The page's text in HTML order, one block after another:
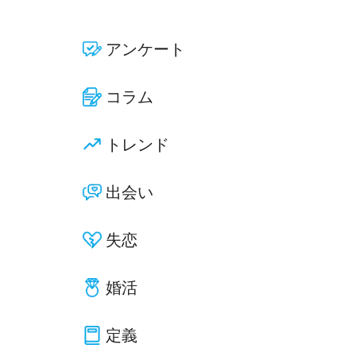
アンケート
コラム
トレンド
出会い
失恋
婚活
定義